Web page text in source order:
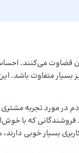
آن قضاوت می‌کنند.
بسیار متفاوت باشد.
که با
بسیار خوبی